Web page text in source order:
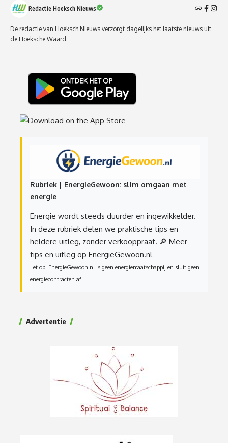
Redactie Hoeksch Nieuws
De redactie van Hoeksch Nieuws verzorgt dagelijks het laatste nieuws uit
de Hoeksche Waard.
Rubriek | EnergieGewoon: slim omgaan met
energie
Energie wordt steeds duurder en ingewikkelder.
In deze rubriek delen we praktische tips en
heldere uitleg, zonder verkooppraat. 🔎 Meer
tips en uitleg op EnergieGewoon.nl
Let op: EnergieGewoon.nl is geen energiemaatschappij en sluit geen
energiecontracten af.
Advertentie